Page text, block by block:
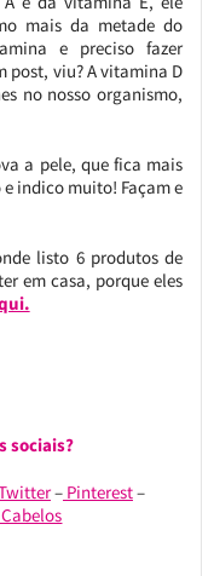
mais da metade do
e preciso fazer
post, viu? A vitamina D
no nosso organismo,
a pele, que fica mais
indico muito! Façam e
listo 6 produtos de
em casa, porque eles
sociais?
–Pinterest–